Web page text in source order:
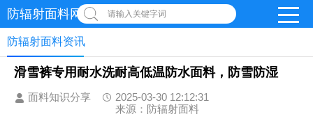
防辐射面料网 请输入关键字词
防辐射面料资讯
滑雪裤专用耐水洗耐高低温防水面料，防雪防湿
面料知识分享
2025-03-30 12:12:31
来源：防辐射面料